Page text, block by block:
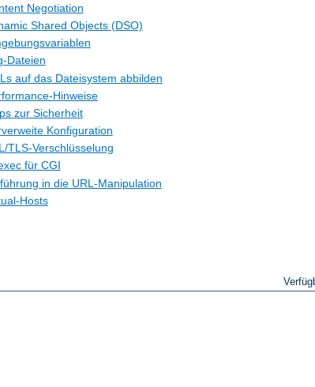
Negotiation
Shared Objects (DSO)
Dateien
auf das Dateisystem abbilden
Hinweise
zur Sicherheit
Konfiguration
TLS-Verschlüsselung
für CGI
in die URL-Manipulation
Hosts